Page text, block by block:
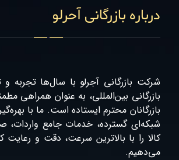
درباره بازرگانی آحرلو
شرکت بازرگانی آجرلو با سال‌ها
بازرگانی بین‌المللی، به عنوان همراهی
بازرگانان محترم ایستاده است. ما با
شبکه‌ای گسترده، خدمات جامع واردات،
کالا را با بالاترین سرعت، دقت و رعایت
می‌دهیم.